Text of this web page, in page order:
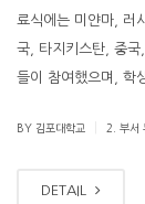
료식에는 미얀마, 러
국, 타지키스탄, 중국
들이 참여했으며, 학
BY 김포대학교 2. 부서
DETAIL